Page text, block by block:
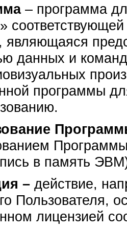
– программа
являющаяся
данных и
программы
в память
– действие,
Пользователя,
лицензией